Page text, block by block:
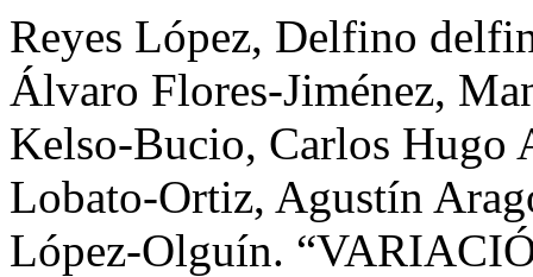
Reyes López, Delfino
Álvaro Flores-Jiménez,
Kelso-Bucio, Carlos Hugo
Lobato-Ortiz, Agustín
López-Olguín.